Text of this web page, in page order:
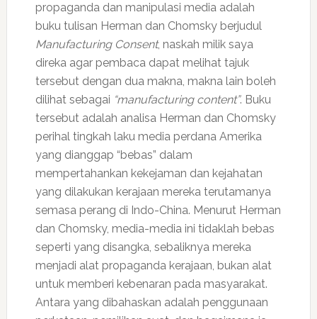
propaganda dan manipulasi media adalah
buku tulisan Herman dan Chomsky berjudul
Manufacturing Consent, naskah milik saya
direka agar pembaca dapat melihat tajuk
tersebut dengan dua makna, makna lain boleh
dilihat sebagai “manufacturing content”. Buku
tersebut adalah analisa Herman dan Chomsky
perihal tingkah laku media perdana Amerika
yang dianggap “bebas” dalam
mempertahankan kekejaman dan kejahatan
yang dilakukan kerajaan mereka terutamanya
semasa perang di Indo-China. Menurut Herman
dan Chomsky, media-media ini tidaklah bebas
seperti yang disangka, sebaliknya mereka
menjadi alat propaganda kerajaan, bukan alat
untuk memberi kebenaran pada masyarakat.
Antara yang dibahaskan adalah penggunaan